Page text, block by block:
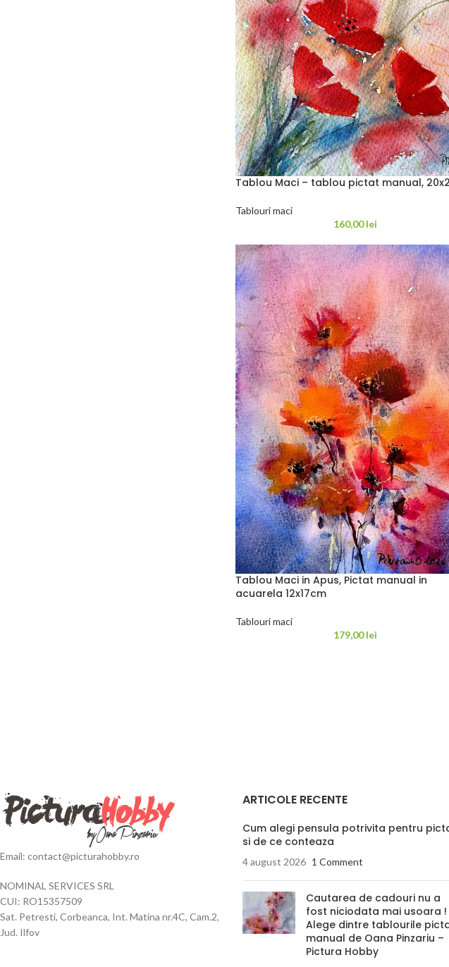
Tablou Maci – tablou pictat manual,
Tablouri maci
160,00lei
Tablou Maci in Apus, Pictat manual in
acuarela 12x17cm
Tablouri maci
179,00lei
Email: contact@picturahobby.ro
NOMINAL SERVICES SRL
CUI: RO15357509
Sat. Petresti, Corbeanca, Int. Matina nr.4C, Cam.2,
Jud. Ilfov
ARTICOLE RECENTE
Cum alegi pensula potrivita pentru
si de ce conteaza
4 august 2026 1 Comment
Cautarea de cadouri nu a
fost niciodata mai usoara !
Alege dintre tablourile
manual de Oana Pinzariu –
Pictura Hobby